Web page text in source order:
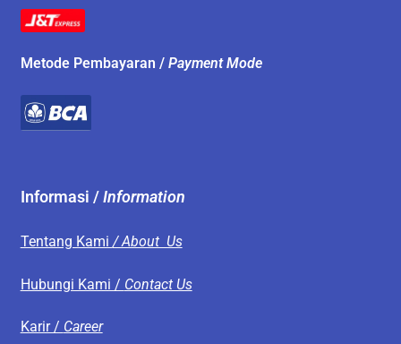
Metode Pembayaran / Payment Mode
Informasi /Information
Tentang Kami / About Us
Hubungi Kami / Contact Us
Karir / Career